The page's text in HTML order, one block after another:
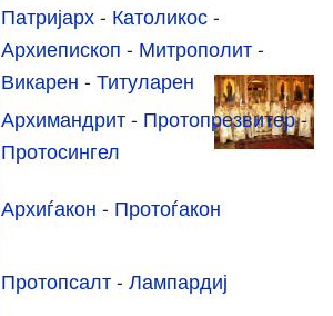
Патријарх - Католикос -
Архиепископ - Митрополит -
Викарен - Титуларен
Архимандрит - Протопрезвитер-
Протосингел
Архиѓакон - Протоѓакон
Протопсалт - Лампардиј